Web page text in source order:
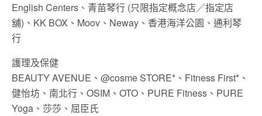
English Centers、青苗琴行 (只限指定概念店／指定店
舖)、KK BOX、Moov、Neway、香港海洋公園、通利琴
行
護理及保健
BEAUTY AVENUE、@cosme STORE*、Fitness First*、
健怡坊、南北行、OSIM、OTO、PURE Fitness、PURE
Yoga、莎莎、屈臣氏